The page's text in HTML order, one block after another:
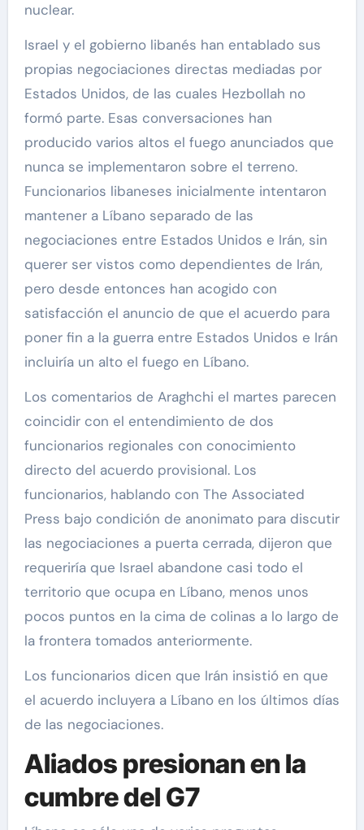
nuclear.
Israel y el gobierno libanés han entablado sus
propias negociaciones directas mediadas por
Estados Unidos, de las cuales Hezbollah no
formó parte. Esas conversaciones han
producido varios altos el fuego anunciados que
nunca se implementaron sobre el terreno.
Funcionarios libaneses inicialmente intentaron
mantener a Líbano separado de las
negociaciones entre Estados Unidos e Irán, sin
querer ser vistos como dependientes de Irán,
pero desde entonces han acogido con
satisfacción el anuncio de que el acuerdo para
poner fin a la guerra entre Estados Unidos e Irán
incluiría un alto el fuego en Líbano.
Los comentarios de Araghchi el martes parecen
coincidir con el entendimiento de dos
funcionarios regionales con conocimiento
directo del acuerdo provisional. Los
funcionarios, hablando con The Associated
Press bajo condición de anonimato para discutir
las negociaciones a puerta cerrada, dijeron que
requeriría que Israel abandone casi todo el
territorio que ocupa en Líbano, menos unos
pocos puntos en la cima de colinas a lo largo de
la frontera tomados anteriormente.
Los funcionarios dicen que Irán insistió en que
el acuerdo incluyera a Líbano en los últimos días
de las negociaciones.
Aliados presionan en la
cumbre del G7